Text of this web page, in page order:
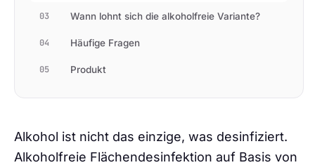
03 Wann lohnt sich die alkoholfreie Variante?
04 Häufige Fragen
05 Produkt
Alkohol ist nicht das einzige, was desinfiziert.
Alkoholfreie Flächendesinfektion auf Basis von